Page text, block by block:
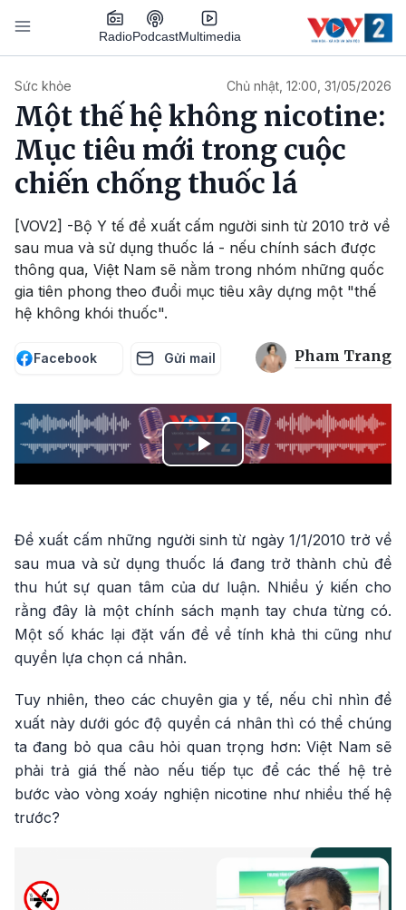
Nhảy đến nội dung
RadioPodcastMultimedia
Sức khỏe Chủ nhật, 12:00, 31/05/2026
Một thế hệ không nicotine:
Mục tiêu mới trong cuộc
chiến chống thuốc lá
[VOV2] -Bộ Y tế đề xuất cấm người sinh từ 2010 trở về
sau mua và sử dụng thuốc lá - nếu chính sách được
thông qua, Việt Nam sẽ nằm trong nhóm những quốc
gia tiên phong theo đuổi mục tiêu xây dựng một "thế
hệ không khói thuốc".
Facebook Gửi mail Pham Trang
Play
Đề xuất cấm những người sinh từ ngày 1/1/2010 trở về
sau mua và sử dụng thuốc lá đang trở thành chủ đề
thu hút sự quan tâm của dư luận. Nhiều ý kiến cho
rằng đây là một chính sách mạnh tay chưa từng có.
Một số khác lại đặt vấn đề về tính khả thi cũng như
quyền lựa chọn cá nhân.
Tuy nhiên, theo các chuyên gia y tế, nếu chỉ nhìn đề
xuất này dưới góc độ quyền cá nhân thì có thể chúng
ta đang bỏ qua câu hỏi quan trọng hơn: Việt Nam sẽ
phải trả giá thế nào nếu tiếp tục để các thế hệ trẻ
bước vào vòng xoáy nghiện nicotine như nhiều thế hệ
trước?